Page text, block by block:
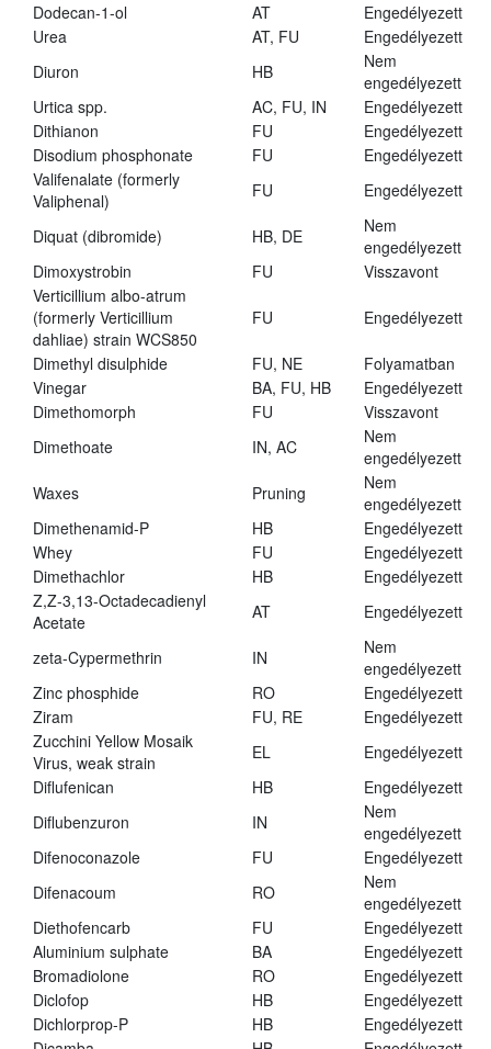
Dodecan-1-ol AT
Engedélyezett
Urea
AT, FU
Engedélyezett
Diuron
HB
Nem
engedélyezett
Urtica spp.
AC, FU, IN
Engedélyezett
Dithianon
FU
Engedélyezett
Disodium phosphonate
FU
Engedélyezett
Valifenalate (formerly
Valiphenal)
FU Engedélyezett
Diquat (dibromide) HB, DE
Nem
engedélyezett
Dimoxystrobin
FU
Visszavont
Verticillium albo-atrum
(formerly Verticillium
dahliae) strain WCS850
FU Engedélyezett
Dimethyl disulphide FU, NE
Folyamatban
Vinegar
BA, FU, HB
Engedélyezett
Dimethomorph
FU
Visszavont
Dimethoate
IN, AC
Nem
engedélyezett
Waxes
Pruning
Nem
engedélyezett
Dimethenamid-P
HB
Engedélyezett
Whey
FU
Engedélyezett
Dimethachlor
HB
Engedélyezett
Z,Z-3,13-Octadecadienyl
Acetate
AT Engedélyezett
zeta-Cypermethrin IN
Nem
engedélyezett
Zinc phosphide
RO
Engedélyezett
Ziram
FU, RE
Engedélyezett
Zucchini Yellow Mosaik
Virus, weak strain
EL
Engedélyezett
Diflufenican
HB
Engedélyezett
Diflubenzuron
IN
Nem
engedélyezett
Difenoconazole
FU
Engedélyezett
Difenacoum
RO
Nem
engedélyezett
Diethofencarb
FU
Engedélyezett
Aluminium sulphate
BA
Engedélyezett
Bromadiolone
RO
Engedélyezett
Diclofop
HB
Engedélyezett
Dichlorprop-P
HB
Engedélyezett